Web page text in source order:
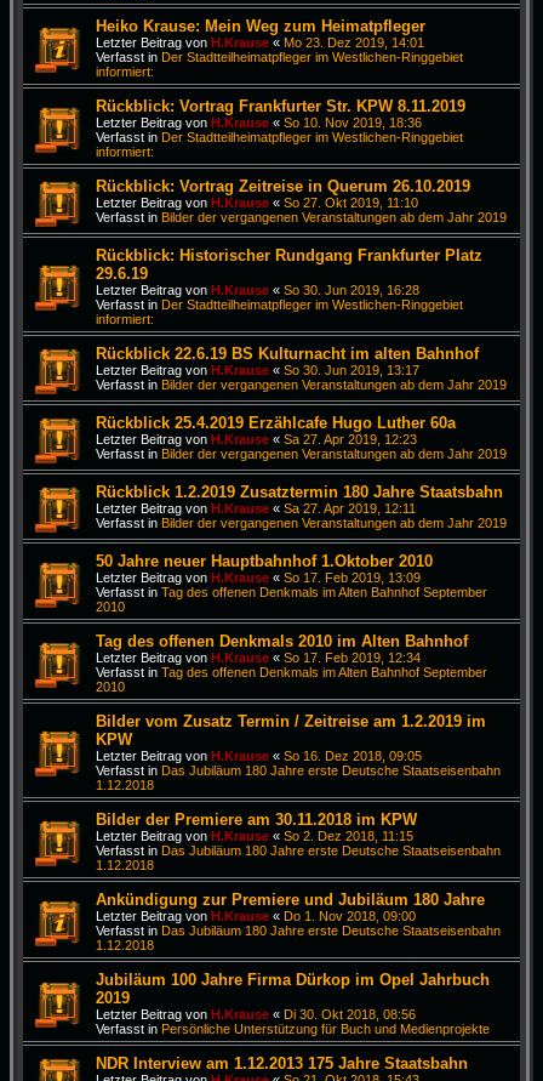
Heiko Krause: Mein Weg zum Heimatpfleger
Letzter Beitrag von H.Krause « Mo 23. Dez 2019, 14:01
Verfasst in Der Stadtteilheimatpfleger im Westlichen-Ringgebiet
informiert:
Rückblick: Vortrag Frankfurter Str. KPW 8.11.2019
Letzter Beitrag von H.Krause « So 10. Nov 2019, 18:36
Verfasst in Der Stadtteilheimatpfleger im Westlichen-Ringgebiet
informiert:
Rückblick: Vortrag Zeitreise in Querum 26.10.2019
Letzter Beitrag von H.Krause « So 27. Okt 2019, 11:10
Verfasst in Bilder der vergangenen Veranstaltungen ab dem Jahr 2019
Rückblick: Historischer Rundgang Frankfurter Platz
29.6.19
Letzter Beitrag von H.Krause « So 30. Jun 2019, 16:28
Verfasst in Der Stadtteilheimatpfleger im Westlichen-Ringgebiet
informiert:
Rückblick 22.6.19 BS Kulturnacht im alten Bahnhof
Letzter Beitrag von H.Krause « So 30. Jun 2019, 13:17
Verfasst in Bilder der vergangenen Veranstaltungen ab dem Jahr 2019
Rückblick 25.4.2019 Erzählcafe Hugo Luther 60a
Letzter Beitrag von H.Krause « Sa 27. Apr 2019, 12:23
Verfasst in Bilder der vergangenen Veranstaltungen ab dem Jahr 2019
Rückblick 1.2.2019 Zusatztermin 180 Jahre Staatsbahn
Letzter Beitrag von H.Krause « Sa 27. Apr 2019, 12:11
Verfasst in Bilder der vergangenen Veranstaltungen ab dem Jahr 2019
50 Jahre neuer Hauptbahnhof 1.Oktober 2010
Letzter Beitrag von H.Krause « So 17. Feb 2019, 13:09
Verfasst in Tag des offenen Denkmals im Alten Bahnhof September
2010
Tag des offenen Denkmals 2010 im Alten Bahnhof
Letzter Beitrag von H.Krause « So 17. Feb 2019, 12:34
Verfasst in Tag des offenen Denkmals im Alten Bahnhof September
2010
Bilder vom Zusatz Termin / Zeitreise am 1.2.2019 im
KPW
Letzter Beitrag von H.Krause « So 16. Dez 2018, 09:05
Verfasst in Das Jubiläum 180 Jahre erste Deutsche Staatseisenbahn
1.12.2018
Bilder der Premiere am 30.11.2018 im KPW
Letzter Beitrag von H.Krause « So 2. Dez 2018, 11:15
Verfasst in Das Jubiläum 180 Jahre erste Deutsche Staatseisenbahn
1.12.2018
Ankündigung zur Premiere und Jubiläum 180 Jahre
Letzter Beitrag von H.Krause « Do 1. Nov 2018, 09:00
Verfasst in Das Jubiläum 180 Jahre erste Deutsche Staatseisenbahn
1.12.2018
Jubiläum 100 Jahre Firma Dürkop im Opel Jahrbuch
2019
Letzter Beitrag von H.Krause « Di 30. Okt 2018, 08:56
Verfasst in Persönliche Unterstützung für Buch und Medienprojekte
NDR Interview am 1.12.2013 175 Jahre Staatsbahn